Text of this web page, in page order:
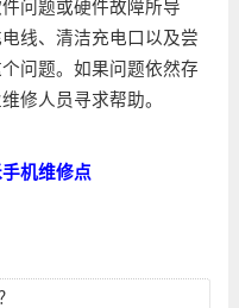
问题或硬件故障所导
线、清洁充电口以及尝
问题。如果问题依然存
修人员寻求帮助。
机维修点